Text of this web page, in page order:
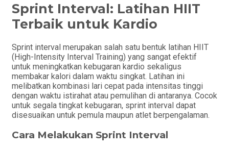
Sprint Interval: Latihan HIIT
Terbaik untuk Kardio
Sprint interval merupakan salah satu bentuk latihan HIIT
(High-Intensity Interval Training) yang sangat efektif
untuk meningkatkan kebugaran kardio sekaligus
membakar kalori dalam waktu singkat. Latihan ini
melibatkan kombinasi lari cepat pada intensitas tinggi
dengan waktu istirahat atau pemulihan di antaranya. Cocok
untuk segala tingkat kebugaran, sprint interval dapat
disesuaikan untuk pemula maupun atlet berpengalaman.
Cara Melakukan Sprint Interval